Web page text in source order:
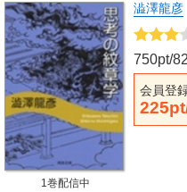
澁澤龍彦
750pt/
会員登
1巻配信中